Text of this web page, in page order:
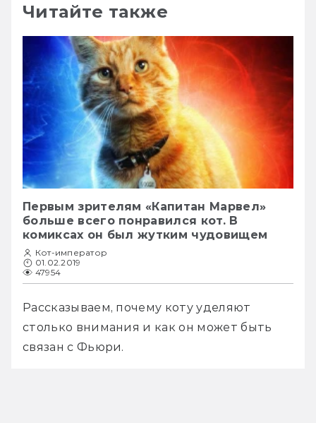
Читайте также
Первым зрителям «Капитан Марвел»
больше всего понравился кот. В
комиксах он был жутким чудовищем
Кот-император
01.02.2019
47954
Рассказываем, почему коту уделяют
столько внимания и как он может быть
связан с Фьюри.